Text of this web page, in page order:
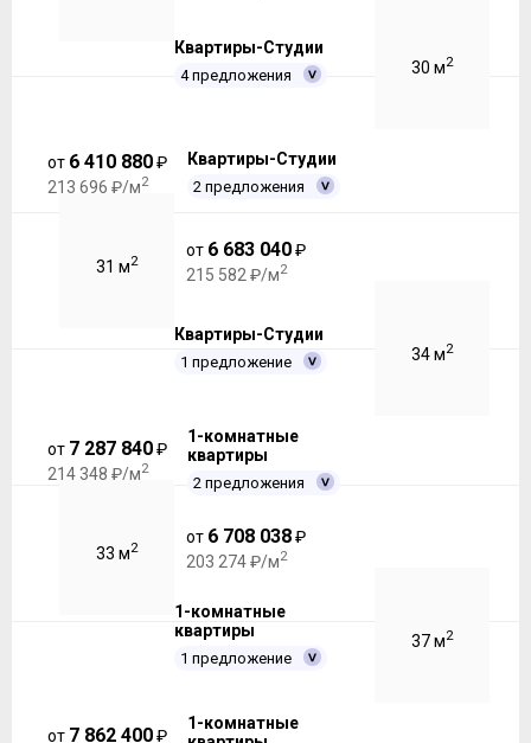
Квартиры-Студии
4 предложения 30 м2
от 6 410 880₽
213 696 ₽/м2
Квартиры-Студии
2 предложения
31 м2
от 6 683 040₽
215 582 ₽/м2
Квартиры-Студии
1 предложение 34 м2
от 7 287 840₽
214 348 ₽/м2
1-комнатные
квартиры
2 предложения
33 м2
от 6 708 038₽
203 274 ₽/м2
1-комнатные
квартиры
1 предложение
37 м2
от 7 862 400₽
1-комнатные